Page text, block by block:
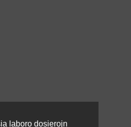
laboro dosierojn